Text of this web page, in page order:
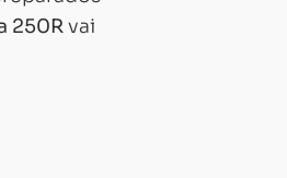
250Rvai